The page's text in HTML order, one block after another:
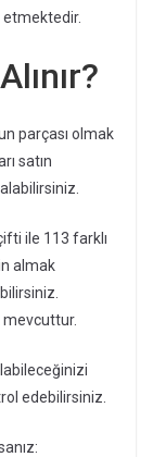
etmektedir.
parçası olmak
satın
ile 113 farklı
almak
mevcuttur.
edebilirsiniz.